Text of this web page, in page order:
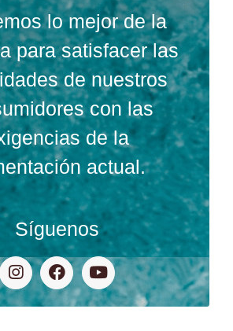
lo mejor de la
para satisfacer las
de nuestros
con las
de la
actual.
Síguenos